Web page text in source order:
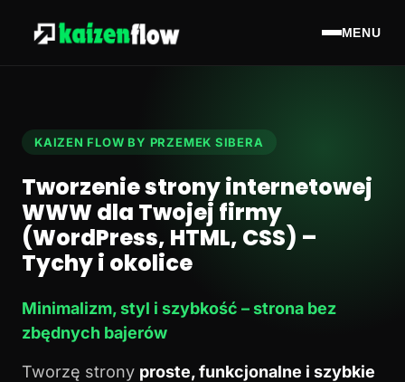
MENU
KAIZEN FLOW BY PRZEMEK SIBERA
Tworzenie strony internetowej
WWW dla Twojej firmy
(WordPress, HTML, CSS) –
Tychy i okolice
Minimalizm, styl i szybkość – strona bez
zbędnych bajerów
Tworzę strony proste, funkcjonalne i szybkie